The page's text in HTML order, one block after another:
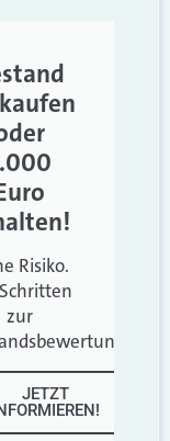
Risiko.
zur
JETZT
INFORMIEREN!